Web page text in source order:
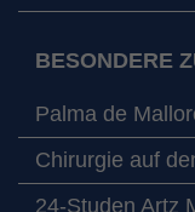
BESONDERE
Palma de
Chirurgie auf
24-Studen Artz